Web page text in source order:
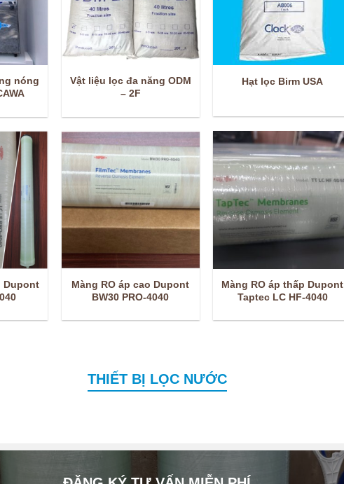
nóng
Vật liệu lọc đa năng ODM
– 2F
Hạt lọc Birm USA
Dupont
Màng RO áp cao Dupont
BW30 PRO-4040
Màng RO áp thấp Dupont
Taptec LC HF-4040
THIẾT BỊ LỌC NƯỚC